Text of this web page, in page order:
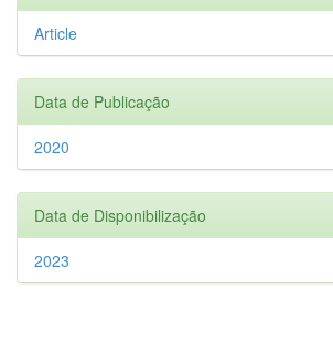
Article
Data de Publicação
2020
Data de Disponibilização
2023